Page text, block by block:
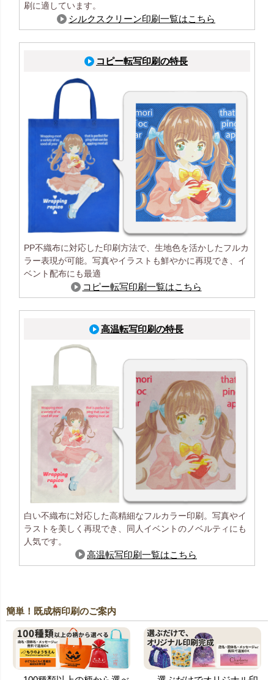
刷に適しています。
シルクスクリーン印刷一覧はこちら
コピー転写印刷の特長
PP不織布に対応した印刷方法で、生地色を活かしたフルカ
ラー表現が可能。写真やイラストも鮮やかに再現でき、イ
ベント配布にも最適
コピー転写印刷一覧はこちら
高温転写印刷の特長
白い不織布に対応した高精細なフルカラー印刷。写真やイ
ラストを美しく再現でき、同人イベントのノベルティにも
人気です。
高温転写印刷一覧はこちら
簡単！既成柄印刷のご案内